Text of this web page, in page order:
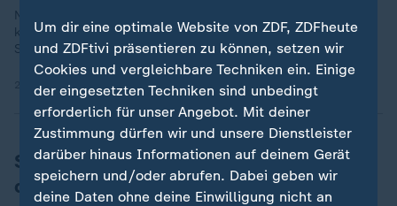
Nachdem zwei Hochgeschwindigkeitszüge in Spanien auf
kürzlich sanierter Strecke verunglückten, hat die Regierung
Staatstrauer angekündigt und Aufklärung versprochen.
20.01.2026 | 2:19 min
Schienenverbindung war schon zuvor
defekt
Um dir eine optimale Website von ZDF, ZDFheute
und ZDFtivi präsentieren zu können, setzen wir
Cookies und vergleichbare Techniken ein. Einige
der eingesetzten Techniken sind unbedingt
erforderlich für unser Angebot. Mit deiner
Zustimmung dürfen wir und unsere Dienstleister
darüber hinaus Informationen auf deinem Gerät
speichern und/oder abrufen. Dabei geben wir
deine Daten ohne deine Einwilligung nicht an